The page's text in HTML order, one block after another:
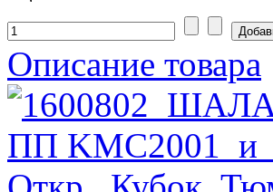
Описание товара